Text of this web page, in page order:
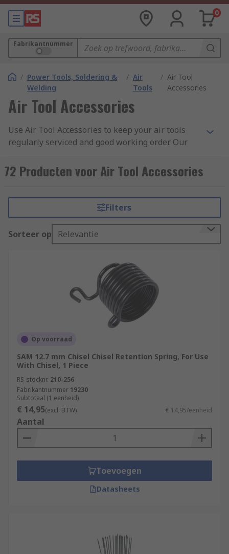
0
Fabrikantnummer
/ Power Tools, Soldering &
Welding
/ Air
Tools
/ Air Tool
Accessories
Air Tool Accessories
Use Air Tool Accessories to keep your air tools
regularly serviced and good working order. Our
PREVOST. Accessories include dust bags, springs,
chucks, needle for needle scalers & exhaust
correct part for your air tools.
Why do you need air tool accessories?
or worn parts and also offer an alternative, they
make like life easier by keeping your air tool kit
in top condition. Each part is suitable for use with
air pressure specified by the air tool
Guarantee
All our air tool accessories are made from high-
quality materials guaranteed to give long service
life.
Applications
Use air tool accessories to complete your air tools
kit for use in workshops, garages, and DIY
applications.
72 Producten voor Air Tool Accessories
Filters
Sorteer op Relevantie
Op voorraad
SAM 12.7 mm Chisel Chisel Retention Spring, For Use
With Chisel, 1 Piece
RS-stocknr. 210-256
Fabrikantnummer 19230
Subtotaal (1 eenheid)
€ 14,95(excl. BTW) € 14,95/eenheid
Aantal
Toevoegen
Datasheets